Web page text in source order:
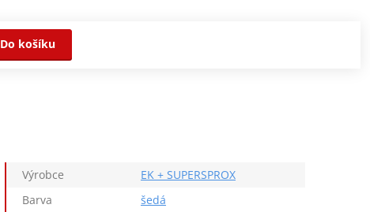
Do košíku
Výrobce
EK + SUPERSPROX
Barva
šedá